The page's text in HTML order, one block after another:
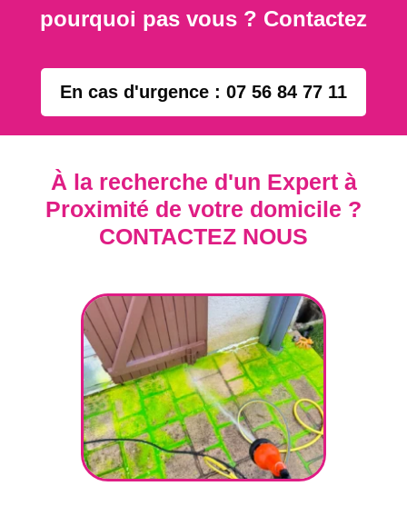
pourquoi pas vous ? Contactez
En cas d'urgence : 07 56 84 77 11
À la recherche d'un Expert à
Proximité de votre domicile ?
CONTACTEZ NOUS